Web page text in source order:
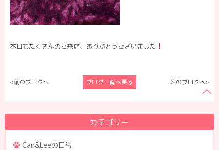
本日もたくさんのご来店、ありがとうございました
<前のブログへ ブログ一覧へ戻る 次のブログへ>
カテゴリー
Can&Leeの日常